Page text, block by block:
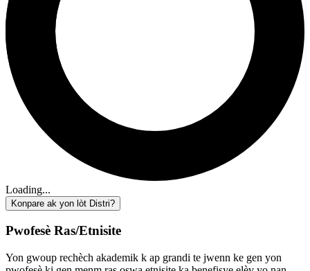
Loading...
Konpare ak yon lòt Distri?
Pwofesè Ras/Etnisite
Yon gwoup rechèch akademik k ap grandi te jwenn ke gen yon